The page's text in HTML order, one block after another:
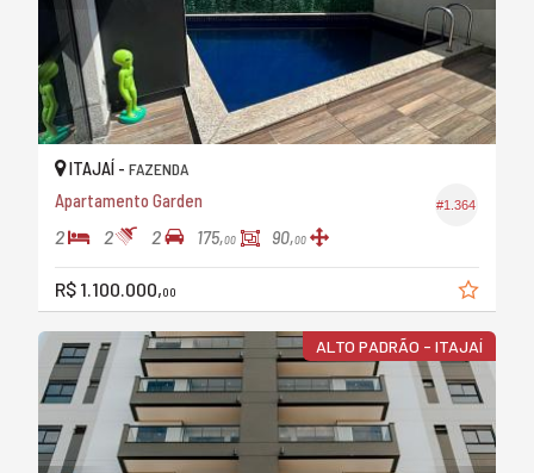
#1.364
ITAJAÍ - FAZENDA
Apartamento Garden
2 2 2 175,00 90,00
R$ 1.100.000,00
ALTO PADRÃO - ITAJAÍ